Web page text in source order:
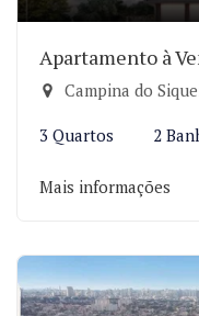
Apartamento à
Campina do
3 Quartos 2
Mais informações